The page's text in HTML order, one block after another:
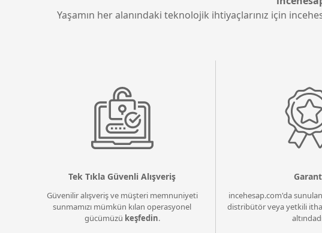
Yaşamın her alanındaki teknolojik ihtiyaçlarınız için
Tek Tıkla Güvenli Alışveriş
Güvenilir alışveriş ve müşteri memnuniyeti
sunmamızı mümkün kılan operasyonel
gücümüzü keşfedin.
incehesap.com'da
distribütör veya yetkili